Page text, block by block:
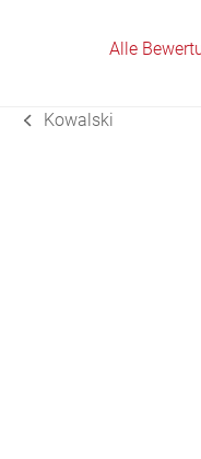
Alle
vorheriger
Kowalski